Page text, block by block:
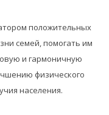
положительных
семей, помогать им
и гармоничную
физического
населения.